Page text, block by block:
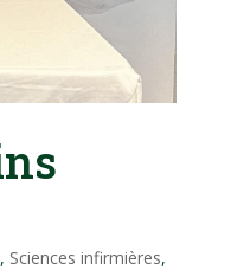
, Sciences infirmières,